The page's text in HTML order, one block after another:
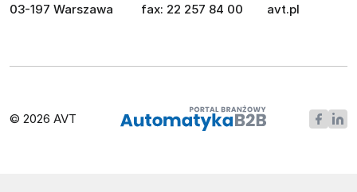
03-197 Warszawa
fax: 22 257 84 00
avt.pl
© 2026 AVT